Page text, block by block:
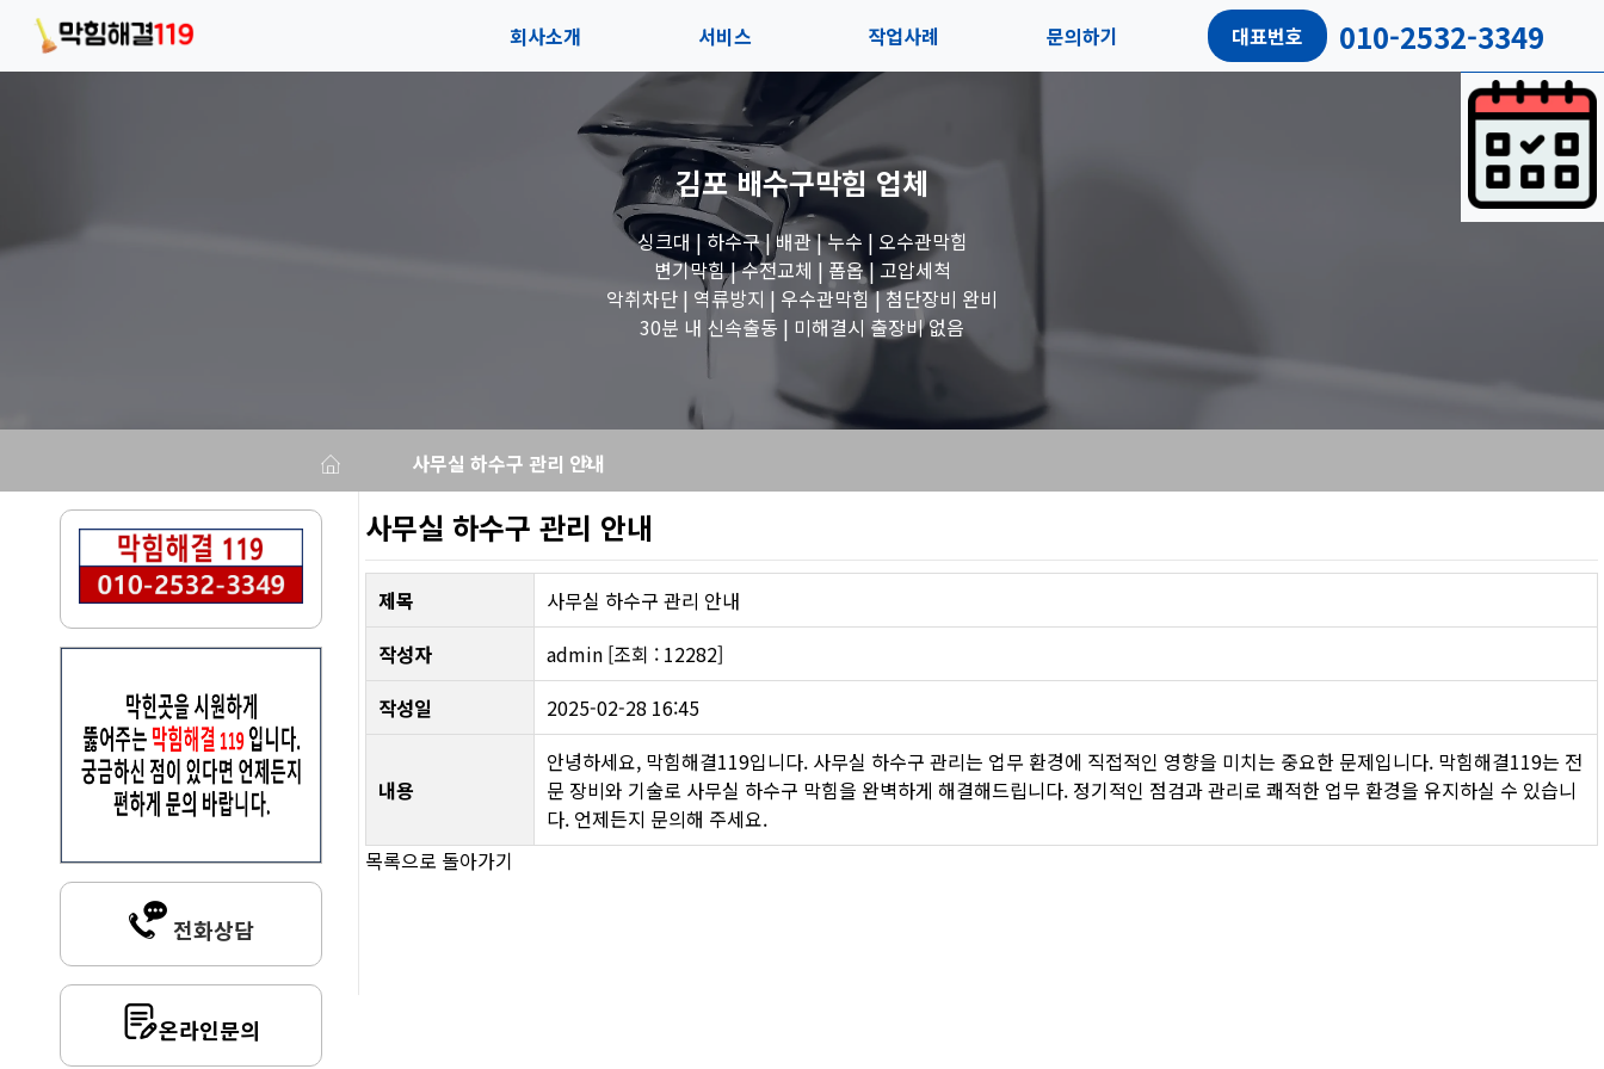
회사소개 서비스
솔루션
블로그
작업사례
세면대 작업
변기 작업
욕조 작업
하수구 작업
문의하기 대표번호 010-2532-3349
김포 배수구막힘업체
싱크대 | 하수구 | 배관 | 누수 | 오수관막힘
변기막힘 | 수전교체 | 폽옵 | 고압세척
악취차단 | 역류방지 | 우수관막힘 | 첨단장비 완비
30분 내 신속출동 | 미해결시 출장비 없음
사무실 하수구 관리 안내
전화상담
온라인문의
사무실 하수구 관리 안내
제목
사무실 하수구 관리 안내
작성자
admin [조회 : 12282]
작성일
2025-02-28 16:45
내용
안녕하세요, 막힘해결119입니다. 사무실 하수구 관리는 업무 환경에 직접적인 영향을 미치는 중요한 문제입니다. 막힘해결119는 전
문 장비와 기술로 사무실 하수구 막힘을 완벽하게 해결해드립니다. 정기적인 점검과 관리로 쾌적한 업무 환경을 유지하실 수 있습니
다. 언제든지 문의해 주세요.
목록으로 돌아가기